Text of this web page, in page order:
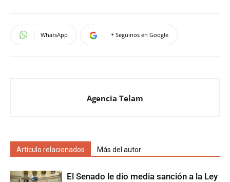
WhatsApp + Seguinos en Google
Agencia Telam
Artículo relacionados Más del autor
El Senado le dio media sanción a la Ley